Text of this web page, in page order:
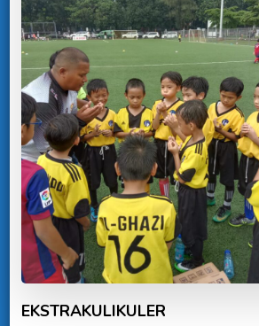
EKSTRAKULIKULER